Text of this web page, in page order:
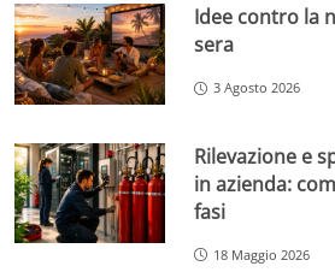
Idee contro la
sera
3 Agosto 2026
Rilevazione e
in azienda:
fasi
18 Maggio 2026